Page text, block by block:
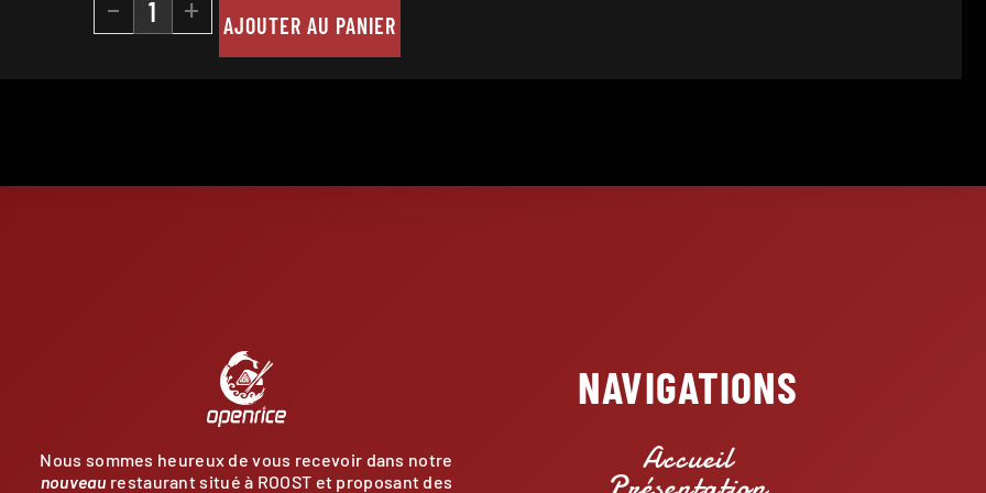
- + AJOUTER AU PANIER
Nous sommes heureux de vous recevoir dans notre
nouveau restaurant situé à ROOST et proposant des
NAVIGATIONS
Accueil